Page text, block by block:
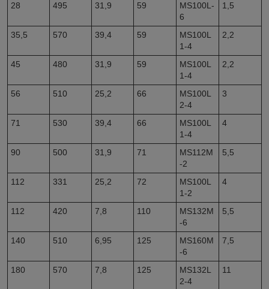
28 495 31,9 59
MS100L-
6
1,5
35,5 570 39,4 59
MS100L
1-4
2,2
45 480 31,9 59
MS100L
1-4
2,2
56 510 25,2 66
MS100L
2-4
3
71 530 39,4 66
MS100L
1-4
4
90 500 31,9 71
MS112M
-2
5,5
112 331 25,2 72
MS100L
1-2
4
112 420 7,8 110
MS132M
-6
5,5
140 510 6,95 125
MS160M
-6
7,5
180 570 7,8 125
MS132L
2-4
11